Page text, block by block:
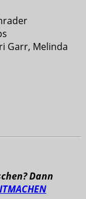
Garr, Melinda
Dann